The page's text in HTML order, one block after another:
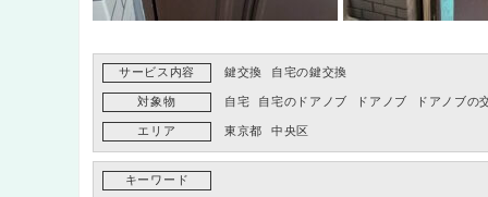
サービス内容 鍵交換 自宅の鍵交換
対象物 自宅 自宅のドアノブ ドアノブ ドアノブの
エリア 東京都 中央区
キーワード